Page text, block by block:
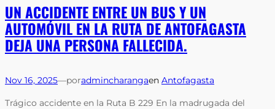
UN ACCIDENTE ENTRE UN BUS Y UN
AUTOMÓVIL EN LA RUTA DE ANTOFAGASTA
DEJA UNA PERSONA FALLECIDA.
Nov 16, 2025—poradmincharangaen Antofagasta
Trágico accidente en la Ruta B 229 En la madrugada del